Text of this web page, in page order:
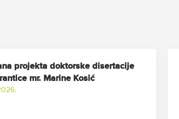
projekta doktorske disertacije
mr. Marine Kosić